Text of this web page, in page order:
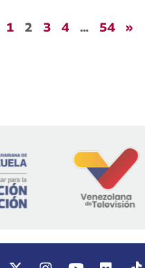
1 2 3 4 … 54 »